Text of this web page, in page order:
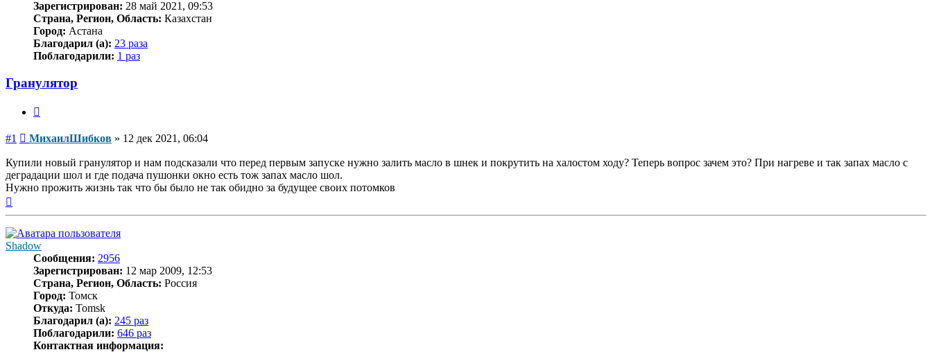
Зарегистрирован: 28 май 2021, 09:53
Страна, Регион, Область: Казахстан
Город: Астана
Благодарил (а): 23 раза
Поблагодарили: 1 раз
Гранулятор
#1 Сообщение
МихаилШибков » 12 дек 2021, 06:04
Купили новый гранулятор и нам подсказали что перед первым запуске нужно залить масло в шнек и покрутить на халостом ходу? Теперь вопрос зачем это? При нагреве и так запах масло с
деградации шол и где подача пушонки окно есть тож запах масло шол.
Нужно прожить жизнь так что бы было не так обидно за будущее своих потомков
Shadow
Сообщения: 2956
Зарегистрирован: 12 мар 2009, 12:53
Страна, Регион, Область: Россия
Город: Томск
Откуда: Tomsk
Благодарил (а): 245 раз
Поблагодарили: 646 раз
Контактная информация: